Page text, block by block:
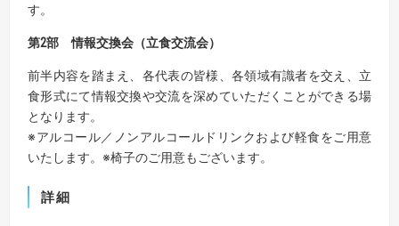
す。
第2部 情報交換会（立食交流会）
前半内容を踏まえ、各代表の皆様、各領域有識者を交え、立
食形式にて情報交換や交流を深めていただくことができる場
となります。
※アルコール／ノンアルコールドリンクおよび軽食をご用意
いたします。※椅子のご用意もございます。
詳細